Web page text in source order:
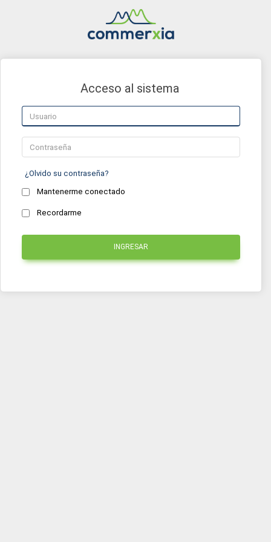
Acceso al sistema
¿Olvido su contraseña?
Mantenerme conectado
Recordarme